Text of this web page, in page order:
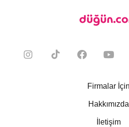
Firmalar İçin
Hakkımızda
İletişim